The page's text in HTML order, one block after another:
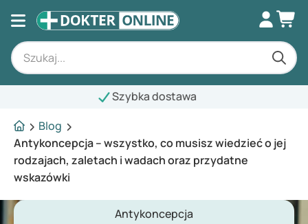
Blog
Antykoncepcja – wszystko, co musisz wiedzieć o jej
rodzajach, zaletach i wadach oraz przydatne
wskazówki
Antykoncepcja